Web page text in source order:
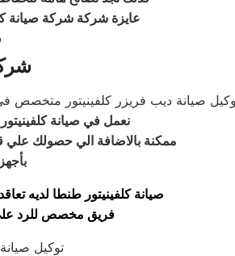
عايزة شركة شركة صيانة
صيانة ديب فريزر كلفينيتور متخصص
نعمل في صيانة
ممكنة بالاضافة الي حصولك علي
صيانة كلفينيتور طنطا لديه
فريق مخصص للرد علي
توكيل